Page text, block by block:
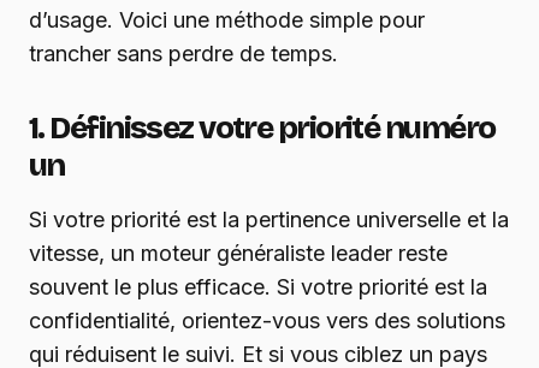
d’usage. Voici une méthode simple pour
trancher sans perdre de temps.
1. Définissez votre priorité numéro
un
Si votre priorité est la pertinence universelle et la
vitesse, un moteur généraliste leader reste
souvent le plus efficace. Si votre priorité est la
confidentialité, orientez-vous vers des solutions
qui réduisent le suivi. Et si vous ciblez un pays